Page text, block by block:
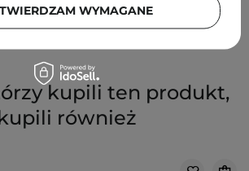
19,90 zł
kupili ten produkt,
również
WYMAGANE